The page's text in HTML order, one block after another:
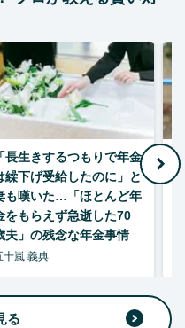
「長生きするつもりで年金
繰下げ受給したのに」と
も嘆いた…「ほとんど年
をもらえず急逝した70
夫」の残念な年金事情
十嵐 義典
る